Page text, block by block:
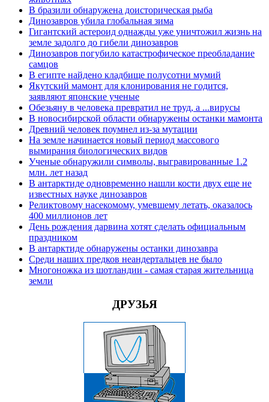
В бразили обнаружена доисторическая рыба
Динозавров убила глобальная зима
Гигантский астероид однажды уже уничтожил жизнь на
земле задолго до гибели динозавров
Динозавров погубило катастрофическое преобладание
самцов
В египте найдено кладбище полусотни мумий
Якутский мамонт для клонирования не годится,
заявляют японские ученые
Обезьяну в человека превратил не труд, а ...вирусы
В новосибирской области обнаружены останки мамонта
Древний человек поумнел из-за мутации
На земле начинается новый период массового
вымирания биологических видов
Ученые обнаружили символы, выгравированные 1.2
млн. лет назад
В антарктиде одновременно нашли кости двух еще не
известных науке динозавров
Реликтовому насекомому, умевшему летать, оказалось
400 миллионов лет
День рождения дарвина хотят сделать официальным
праздником
В антарктиде обнаружены останки динозавра
Среди наших предков неандертальцев не было
Многоножка из шотландии - самая старая жительница
земли
ДРУЗЬЯ